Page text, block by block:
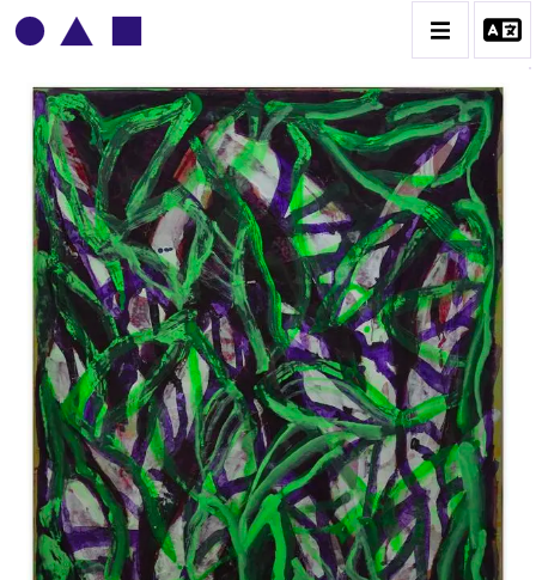
PATRICK BAILLET
BIOGRAPHIE
CATALOGUE DES OEUVRES
CONTACT